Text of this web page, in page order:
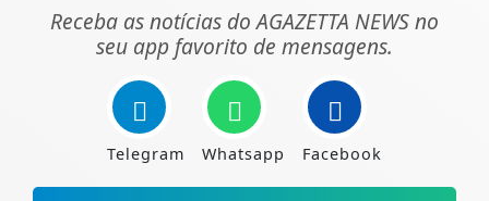
Receba as notícias do AGAZETTA NEWS no
seu app favorito de mensagens.
Telegram Whatsapp Facebook